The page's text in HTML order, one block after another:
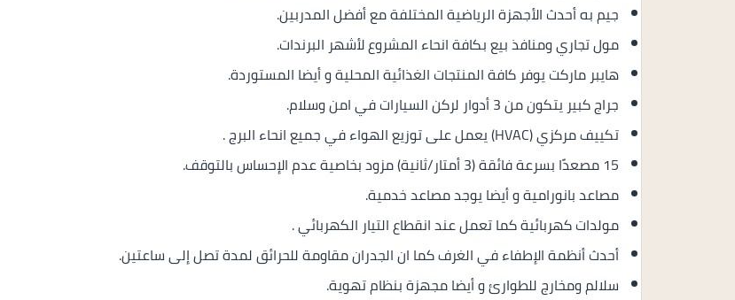
جيم به أحدث الأجهزة الرياضية المختلفة مع أفضل المدربين.
مول تجاري ومنافذ بيع بكافة انحاء المشروع لأشهر البرندات.
هايبر ماركت يوفر كافة المنتجات الغذائية المحلية و أيضا المستوردة.
جراج كبير يتكون من 3 أدوار لركن السيارات في امن وسلام.
تكييف مركزي (HVAC) يعمل على توزيع الهواء في جميع انحاء البرج .
15 مصعدًا بسرعة فائقة (3 أمتار/ثانية) مزود بخاصية عدم الإحساس بالتوقف.
مصاعد بانورامية و أيضا يوجد مصاعد خدمية.
مولدات كهربائية كما تعمل عند انقطاع التيار الكهربائي .
أحدث أنظمة الإطفاء في الغرف كما ان الجدران مقاومة للحرائق لمدة تصل إلى ساعتين.
سلالم ومخارج للطوارئ و أيضا مجهزة بنظام تهوية.